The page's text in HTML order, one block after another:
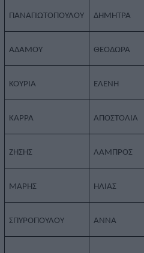
ΠΑΝΑΓΙΩΤΟΠΟΥΛΟΥ ΔΗΜΗΤΡΑ
ΑΔΑΜΟΥ ΘΕΟΔΩΡΑ
ΚΟΥΡΙΑ ΕΛΕΝΗ
ΚΑΡΡΑ ΑΠΟΣΤΟΛΙΑ
ΖΗΣΗΣ ΛΑΜΠΡΟΣ
ΜΑΡΗΣ ΗΛΙΑΣ
ΣΠΥΡΟΠΟΥΛΟΥ ΑΝΝΑ